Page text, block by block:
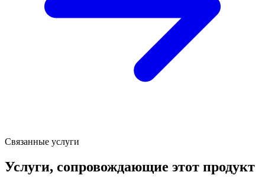
Связанные услуги
Услуги, сопровождающие этот продукт